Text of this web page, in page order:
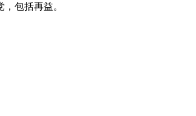
包括再益。